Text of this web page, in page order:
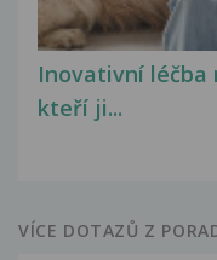
Inovativní léčba
kteří ji...
VÍCE DOTAZŮ Z